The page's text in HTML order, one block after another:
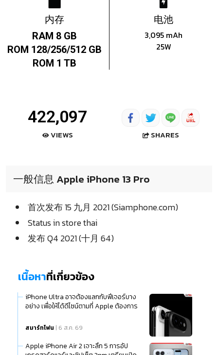
内存
RAM 8 GB
ROM 128/256/512 GB
ROM 1 TB
电池
3,095 mAh
25W
422,097
VIEWS SHARES
一般信息 Apple iPhone 13 Pro
首次发布 15 九月 2021 (Siamphone.com)
Status in store thai
发布 Q4 2021 (十月 64)
เนื้อหาที่เกี่ยวข้อง
iPhone Ultra อาจต้องแลกกับฟีเจอร์บาง
อย่าง เพื่อให้ได้ดีไซน์ตามที่ Apple ต้องการ
สมาร์ทโฟน | 6 ส.ค. 69
Apple iPhone Air 2 เจาะลึก 5 การอัป